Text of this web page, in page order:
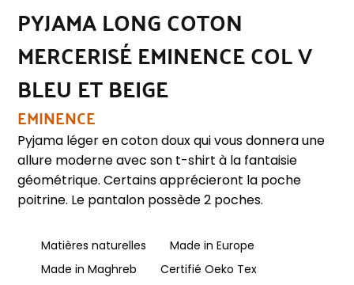
PYJAMA LONG COTON
MERCERISÉ EMINENCE COL V
BLEU ET BEIGE
EMINENCE
Pyjama léger en coton doux qui vous donnera une
allure moderne avec son t-shirt à la fantaisie
géométrique. Certains apprécieront la poche
poitrine. Le pantalon possède 2 poches.
Matières naturelles
Made in Europe
Made in Maghreb
Certifié Oeko Tex